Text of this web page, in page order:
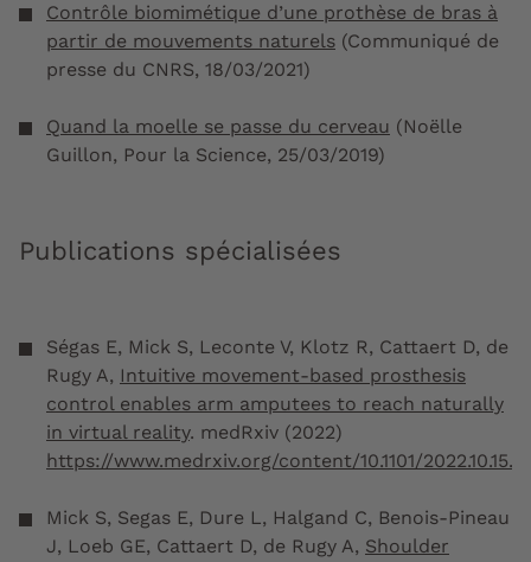
Contrôle biomimétique d’une prothèse de bras à
partir de mouvements naturels (Communiqué de
presse du CNRS, 18/03/2021)
Quand la moelle se passe du cerveau (Noëlle
Guillon, Pour la Science, 25/03/2019)
Publications spécialisées
Ségas E, Mick S, Leconte V, Klotz R, Cattaert D, de
Rugy A, Intuitive movement-based prosthesis
control enables arm amputees to reach naturally
in virtual reality. medRxiv (2022)
https://www.medrxiv.org/content/10.1101/
Mick S, Segas E, Dure L, Halgand C, Benois-Pineau
J, Loeb GE, Cattaert D, de Rugy A, Shoulder